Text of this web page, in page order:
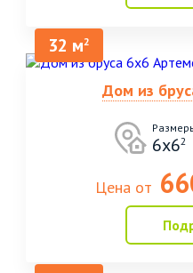
32 м2
Дом из
6х62
Цена от